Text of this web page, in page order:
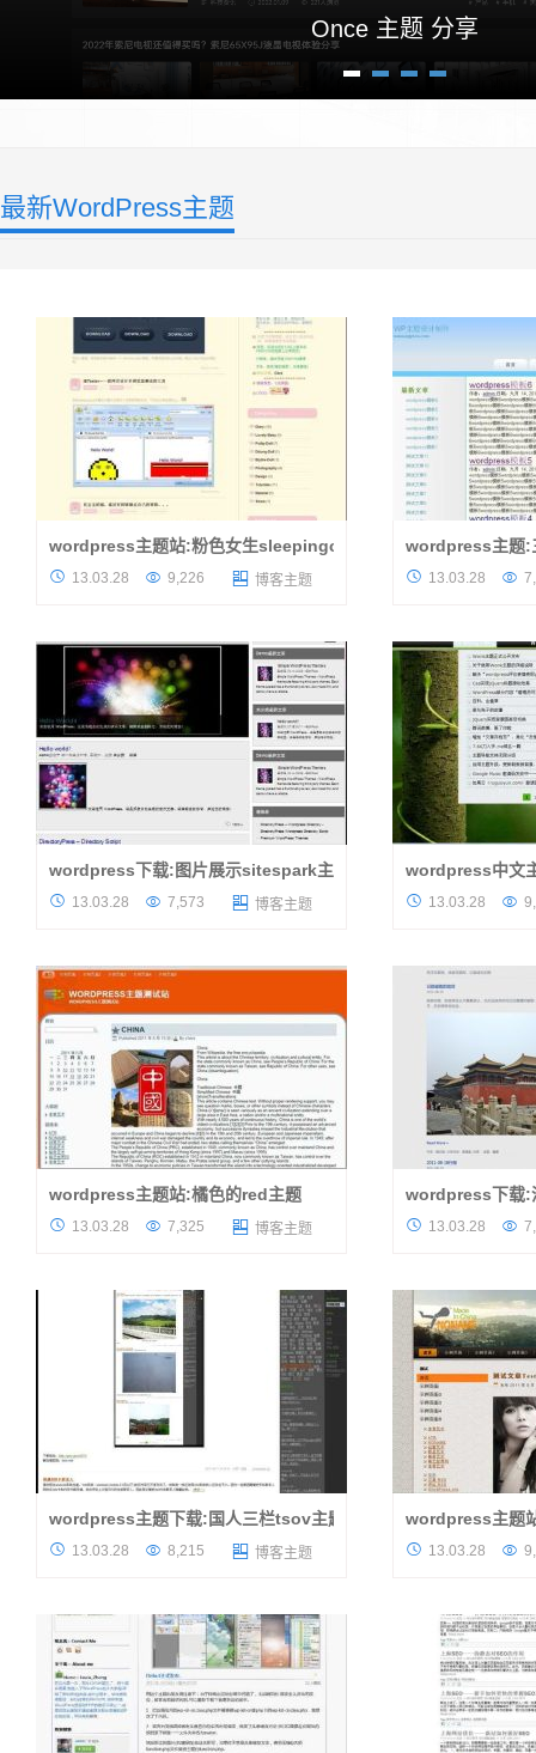
Once 主题 分享
最新WordPress主题
wordpress主题站今日发布的这款女生主
在使用的过程中保留作者版权信...
wordpress主题站:粉色女生sleepingcat主题
 13.03.28  9,226  博客主题
蒲公英（
多网友认可，共享
wordpress主题:
 13.03.28 
提供一款Site系列wordpress下载，这是
IE6,IE7,IE8,firefox，谷歌浏览器...
wordpress下载:图片展示sitespark主题
 13.03.28  7,573  博客主题
wjq.me的第一款
彩，给人视觉效果
wordpress中文
 13.03.28 
wordpress主题站提供一款橘色的主题下
如，有助你美化边栏，此主题...
wordpress主题站:橘色的red主题
 13.03.28  7,325  博客主题
前辈摄氏度终于
主题请保留别人的
wordpress下载:
 13.03.28 
提供一款国人原创的wordpress主题下
对这款这题不断优化和修改，达...
wordpress主题下载:国人三栏tsov主题
 13.03.28  8,215  博客主题
wordpress主题
是这个主题的一个
wordpress主题
 13.03.28 